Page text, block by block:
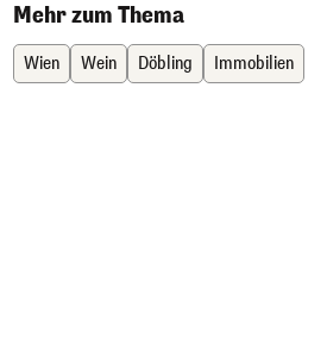
Mehr zum Thema
Wien Wein Döbling Immobilien